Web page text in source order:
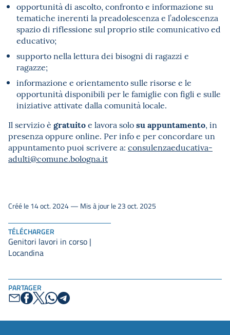
PARTAGER
opportunità di ascolto, confronto e informazione su
tematiche inerenti la preadolescenza e l’adolescenza
spazio di riflessione sul proprio stile comunicativo ed
educativo;
supporto nella lettura dei bisogni di ragazzi e
ragazze;
informazione e orientamento sulle risorse e le
opportunità disponibili per le famiglie con figli e sulle
iniziative attivate dalla comunità locale.
Il servizio è gratuitoe lavora solosu appuntamento, in
presenza oppure online. Per info e per concordare un
appuntamento puoi scrivere a: consulenzaeducativa-
adulti@comune.bologna.it
TÉLÉCHARGER
Genitori lavori in corso |
Locandina
Créé le 14 oct. 2024 — Mis à jour le 23 oct. 2025